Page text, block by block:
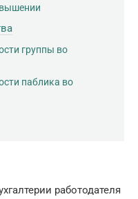
группы во
паблика во
работодателя